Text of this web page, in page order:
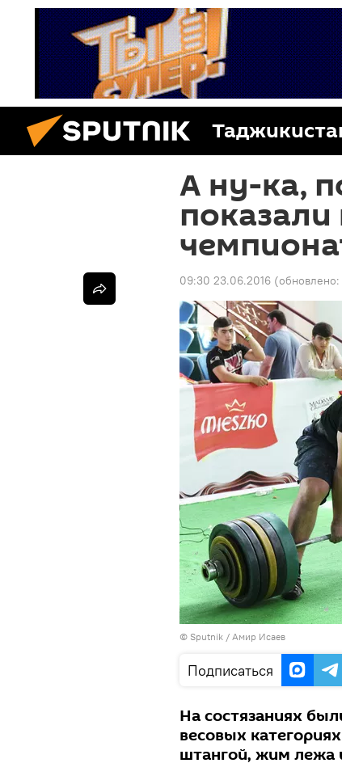
А ну-ка,
показали
09:30 23.06.2016 (обновлено:
© Sputnik / Амир Исаев
Подписаться
На состязаниях
весовых
штангой, жим лежа